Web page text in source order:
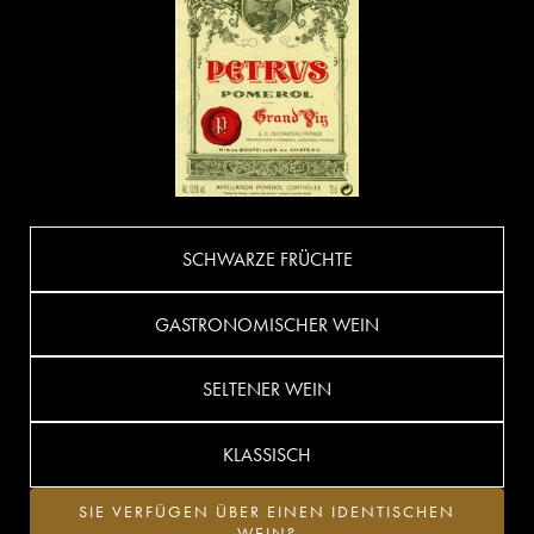
SCHWARZE FRÜCHTE
GASTRONOMISCHER WEIN
SELTENER WEIN
KLASSISCH
SIE VERFÜGEN ÜBER EINEN IDENTISCHEN